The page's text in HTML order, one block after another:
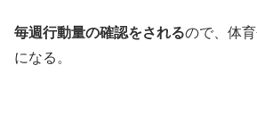
毎週行動量の確認をされるので、体
になる。